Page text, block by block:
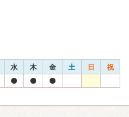
水 木 金 土 日 祝